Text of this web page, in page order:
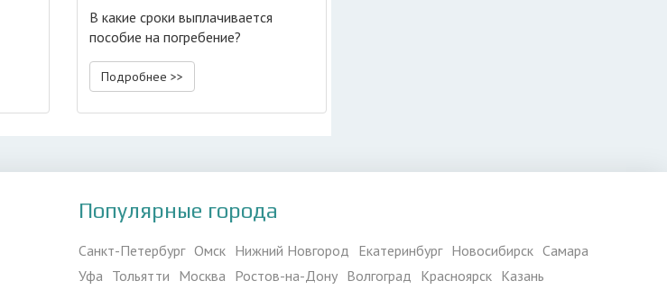
В какие сроки выплачивается
пособие на погребение?
Подробнее >>
Популярные города
Санкт-Петербург Омск Нижний Новгород Екатеринбург Новосибирск Самара
Уфа Тольятти Москва Ростов-на-Дону Волгоград Красноярск Казань